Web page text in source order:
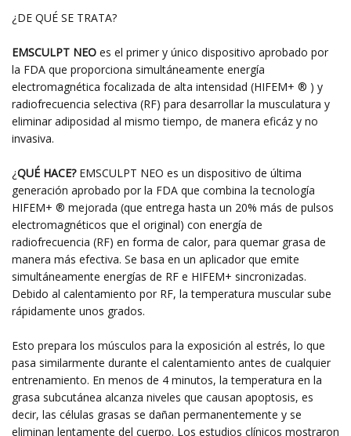
¿DE QUÉ SE TRATA?
EMSCULPT NEO es el primer y único dispositivo aprobado por
la FDA que proporciona simultáneamente energía
electromagnética focalizada de alta intensidad (HIFEM+ ® ) y
radiofrecuencia selectiva (RF) para desarrollar la musculatura y
eliminar adiposidad al mismo tiempo, de manera eficáz y no
invasiva.
¿QUÉ HACE? EMSCULPT NEO es un dispositivo de última
generación aprobado por la FDA que combina la tecnología
HIFEM+ ® mejorada (que entrega hasta un 20% más de pulsos
electromagnéticos que el original) con energía de
radiofrecuencia (RF) en forma de calor, para quemar grasa de
manera más efectiva. Se basa en un aplicador que emite
simultáneamente energías de RF e HIFEM+ sincronizadas.
Debido al calentamiento por RF, la temperatura muscular sube
rápidamente unos grados.
Esto prepara los músculos para la exposición al estrés, lo que
pasa similarmente durante el calentamiento antes de cualquier
entrenamiento. En menos de 4 minutos, la temperatura en la
grasa subcutánea alcanza niveles que causan apoptosis, es
decir, las células grasas se dañan permanentemente y se
eliminan lentamente del cuerpo. Los estudios clínicos mostraron